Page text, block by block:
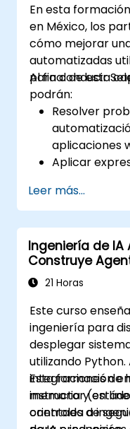
En esta
en México, los
cómo mejorar
automatizadas
para conducir
Al final de esta
podrán:
Resolver
aplicaciones
Aplicar
Gestionar
ejecución de
Buscar
Capturar
controles web.
dirigidas por
Distribuir las
Leer más...
Ingeniería de IA
Construye
21 Horas
Este curso
ingeniería para
desplegar
utilizando
integraciones de
memoria y
controles de
Esta formación
instructor (en
orientada a